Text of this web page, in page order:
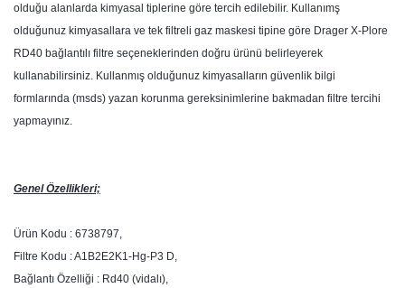
olduğu alanlarda kimyasal tiplerine göre tercih edilebilir. Kullanımş
olduğunuz kimyasallara ve tek filtreli gaz maskesi tipine göre Drager X-Plore
RD40 bağlantılı filtre seçeneklerinden doğru ürünü belirleyerek
kullanabilirsiniz. Kullanmış olduğunuz kimyasalların güvenlik bilgi
formlarında (msds) yazan korunma gereksinimlerine bakmadan filtre tercihi
yapmayınız.
Genel Özellikleri;
Ürün Kodu : 6738797,
Filtre Kodu : A1B2E2K1-Hg-P3 D,
Bağlantı Özelliği : Rd40 (vidalı),